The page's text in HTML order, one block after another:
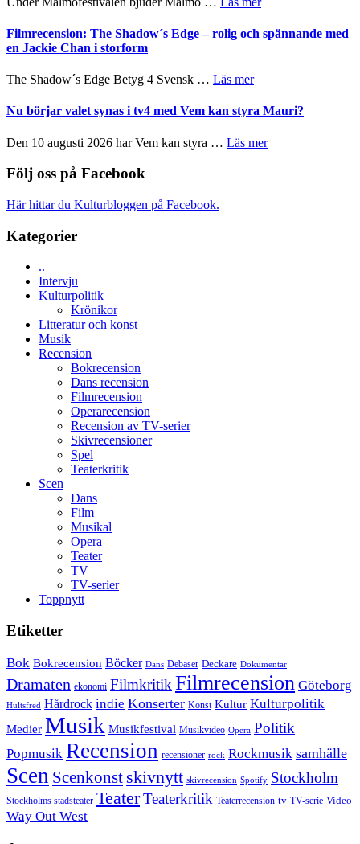
och
Pöntinen
bjuder
in
och
Filmrecension: The Shadow´s Edge – rolig och spännande med
en Jackie Chan i storform
The Shadow´s Edge Betyg 4 Svensk … Läs merom
The
Edge
Nu börjar valet synas i tv4 med Vem kan styra Mauri?
Den 10 augusti 2026 har Vem kan styra … Läs merom
Följ oss på Facebook
Här hittar du Kulturbloggen på Facebook.
Kategorier
..
Intervju
Kulturpolitik
Krönikor
Litteratur och konst
Musik
Recension
Bokrecension
Dans recension
Filmrecension
Operarecension
Recension av TV-serier
Skivrecensioner
Spel
Teaterkritik
Scen
Dans
Film
Musikal
Opera
Teater
TV
TV-serier
Toppnytt
Etiketter
Bok Bokrecension Böcker Dans Debaser Deckare Dokumentär
Dramaten ekonomi Filmkritik Filmrecension Göteborg
Hultsfred Hårdrock indie Konserter Konst Kultur Kulturpolitik
Medier Musik Musikfestival Musikvideo Opera Politik
Popmusik Recension recensioner rock Rockmusik samhälle
Scen Scenkonst skivnytt skivrecension Spotify Stockholm
Stockholms stadsteater TeaterTeaterkritik Teaterrecension tv TV-serie Video
Way Out West